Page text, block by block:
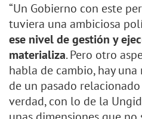
“Un Gobierno con este
tuviera una ambiciosa
ese nivel de gestión y
materializa. Pero otro
habla de cambio, hay
de un pasado
verdad, con lo de la